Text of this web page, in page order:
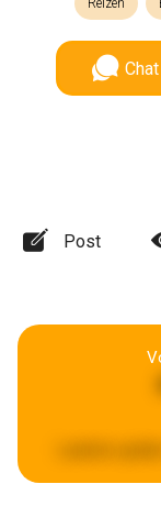
Reizen
Chat
Post